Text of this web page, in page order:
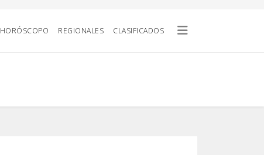
HORÓSCOPO REGIONALES CLASIFICADOS